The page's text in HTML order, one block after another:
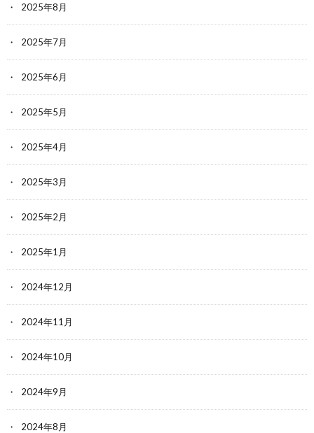
2025年8月
2025年7月
2025年6月
2025年5月
2025年4月
2025年3月
2025年2月
2025年1月
2024年12月
2024年11月
2024年10月
2024年9月
2024年8月